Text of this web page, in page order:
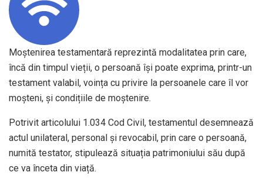
Moștenirea testamentară reprezintă modalitatea prin care,
încă din timpul vieții, o persoană își poate exprima, printr-un
testament valabil, voința cu privire la persoanele care îl vor
moșteni, și condițiile de moștenire.
Potrivit articolului 1.034 Cod Civil, testamentul desemnează
actul unilateral, personal și revocabil, prin care o persoană,
numită testator, stipulează situația patrimoniului său după
ce va înceta din viață.